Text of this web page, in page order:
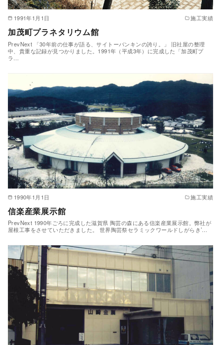
1991年1月1日 施工実績
加茂町プラネタリウム館
PrevNext 「30年前の仕事が語る、サイトーバンキンの誇り。」 旧社屋の整理
中、貴重な記録が見つかりました。1991年（平成3年）に完成した「加茂町プ
ラ…
1990年1月1日 施工実績
信楽産業展示館
PrevNext 1990年ごろに完成した滋賀県 陶芸の森にある信楽産業展示館。弊社が
屋根工事をさせていただきました。 世界陶芸祭セラミックワールドしがらき’…